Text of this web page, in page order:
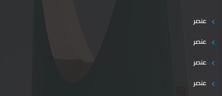
عنصر
عنصر
عنصر
عنصر